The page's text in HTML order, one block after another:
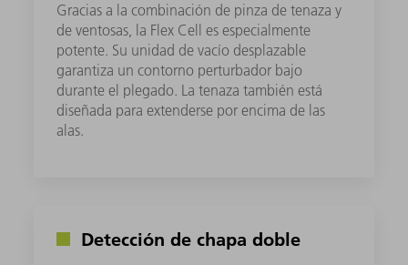
Gracias a la combinación de pinza de tenaza y
de ventosas, la Flex Cell es especialmente
potente. Su unidad de vacío desplazable
garantiza un contorno perturbador bajo
durante el plegado. La tenaza también está
diseñada para extenderse por encima de las
alas.
Detección de chapa doble